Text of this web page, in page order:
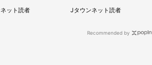
からはヤンチャそ
性が...（神奈川
ット読者
お婆さんに握らされたも
の（山口県・30代女
Jタウンネット読者
Recommended by